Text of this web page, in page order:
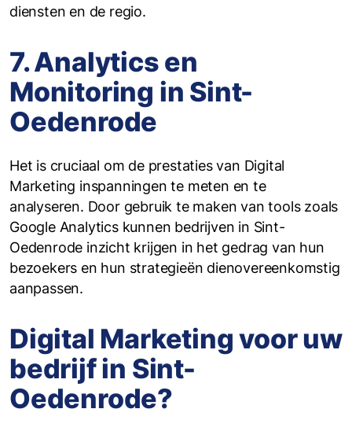
diensten en de regio.
7. Analytics en
Monitoring in Sint-
Oedenrode
Het is cruciaal om de prestaties van Digital
Marketing inspanningen te meten en te
analyseren. Door gebruik te maken van tools zoals
Google Analytics kunnen bedrijven in Sint-
Oedenrode inzicht krijgen in het gedrag van hun
bezoekers en hun strategieën dienovereenkomstig
aanpassen.
Digital Marketing voor uw
bedrijf in Sint-
Oedenrode?